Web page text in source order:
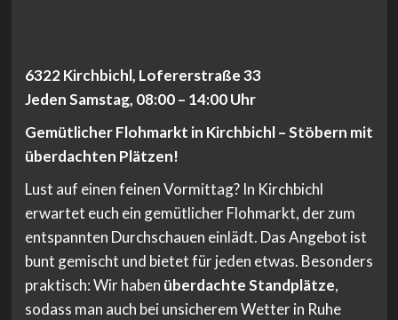
6322 Kirchbichl, Lofererstraße 33
Jeden Samstag, 08:00 – 14:00 Uhr
Gemütlicher Flohmarkt in Kirchbichl – Stöbern mit
überdachten Plätzen!
Lust auf einen feinen Vormittag? In Kirchbichl
erwartet euch ein gemütlicher Flohmarkt, der zum
entspannten Durchschauen einlädt. Das Angebot ist
bunt gemischt und bietet für jeden etwas. Besonders
praktisch: Wir haben überdachte Standplätze,
sodass man auch bei unsicherem Wetter in Ruhe